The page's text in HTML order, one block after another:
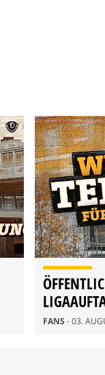
FANS - 03.